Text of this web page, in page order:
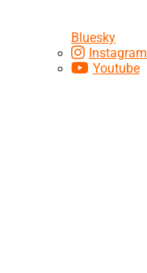
Bluesky
Instagram
Youtube